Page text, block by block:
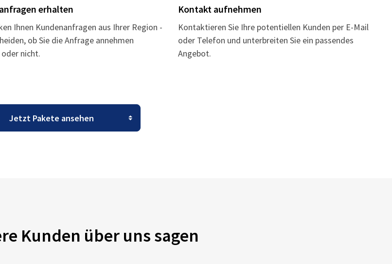
erhalten
Ihnen Kundenanfragen aus Ihrer Region -
ob Sie die Anfrage annehmen
nicht.
Kontakt aufnehmen
Kontaktieren Sie Ihre potentiellen Kunden per E-Mail
oder Telefon und unterbreiten Sie ein passendes
Angebot.
Kunden über uns sagen